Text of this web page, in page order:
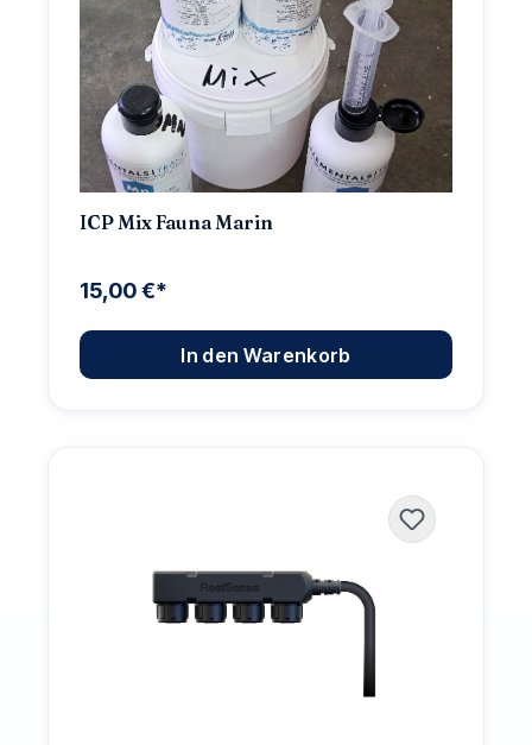
ICP Mix Fauna Marin
15,00 €*
In den Warenkorb